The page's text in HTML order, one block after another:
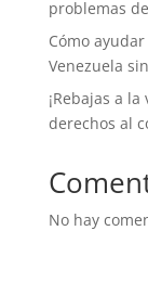
problemas
Cómo
Venezuela
¡Rebajas a
derechos al
No hay